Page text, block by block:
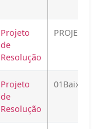
Projeto
de
Resolução
PROJETO-
Projeto
de
Resolução
01Baixar